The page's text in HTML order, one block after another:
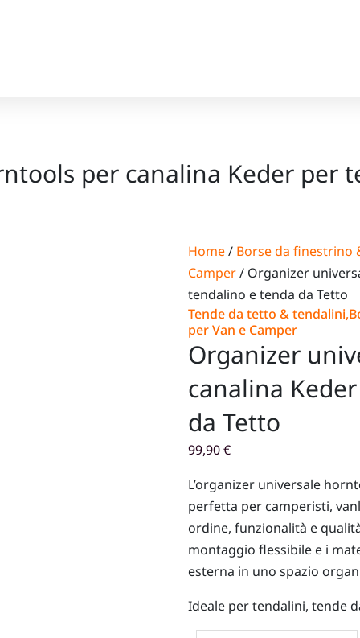
per canalina Keder per
Home/ Borse da finestrino
Camper/ Organizer
tendalino e tenda da Tetto
Tende da tetto & tendalini,
per Van e Camper
Organizer
canalina
da Tetto
99,90€
L’organizer universale
perfetta per camperisti,
ordine, funzionalità e
montaggio flessibile e i
esterna in uno spazio
Ideale per tendalini, tende